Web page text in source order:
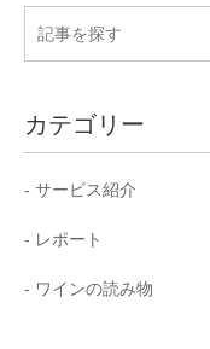
索:
カテゴリー
サービス紹介
レポート
ワインの読み物